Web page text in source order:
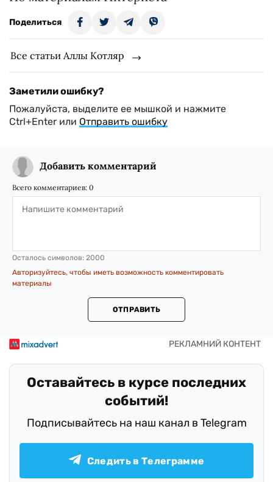
Поделиться
Все статьи Аллы Котляр
Заметили ошибку?
Пожалуйста, выделите ее мышкой и нажмите
Ctrl+Enter или Отправить ошибку
Добавить комментарий
Всего комментариев: 0
Осталось символов: 2000
Авторизуйтесь, чтобы иметь возможность комментировать
материалы
ОТПРАВИТЬ
Оставайтесь в курсе последних
событий!
Подписывайтесь на наш канал в Telegram
Следить в Телеграмме